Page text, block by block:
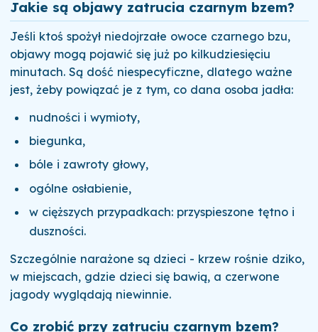
Jakie są objawy zatrucia czarnym bzem?
Jeśli ktoś spożył niedojrzałe owoce czarnego bzu,
objawy mogą pojawić się już po kilkudziesięciu
minutach. Są dość niespecyficzne, dlatego ważne
jest, żeby powiązać je z tym, co dana osoba jadła:
nudności i wymioty,
biegunka,
bóle i zawroty głowy,
ogólne osłabienie,
w cięższych przypadkach: przyspieszone tętno i
duszności.
Szczególnie narażone są dzieci - krzew rośnie dziko,
w miejscach, gdzie dzieci się bawią, a czerwone
jagody wyglądają niewinnie.
Co zrobić przy zatruciu czarnym bzem?